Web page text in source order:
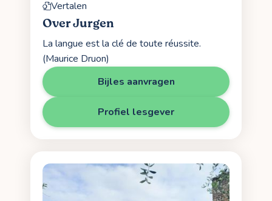
Vertalen
Over Jurgen
La langue est la clé de toute réussite.
(Maurice Druon)
Bijles aanvragen
Profiel lesgever